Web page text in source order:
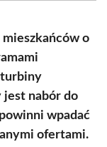
o
turbiny
nabór do
wpadać
ofertami.